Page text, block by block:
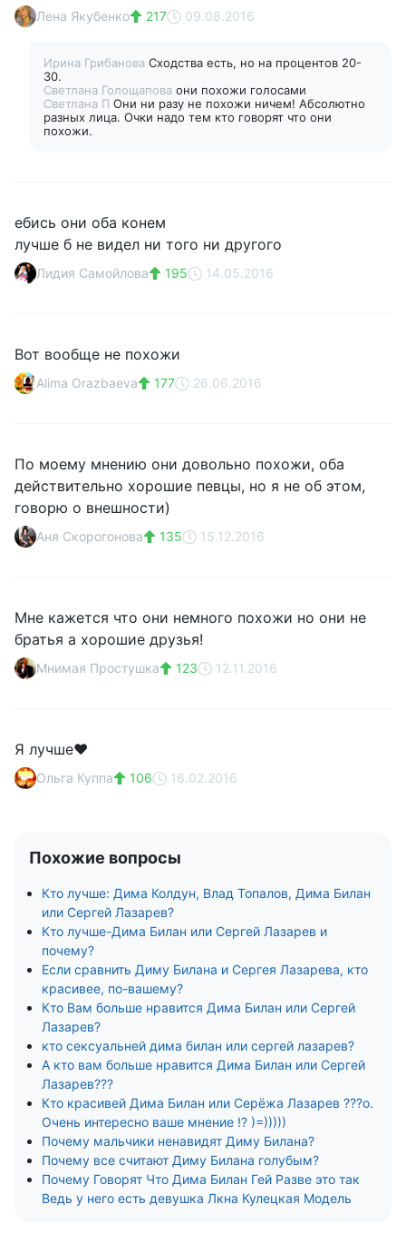
Лена Якубенко 217 09.08.2016
Ирина Грибанова Сходства есть, но на процентов 20-
30.
Светлана Голощапова они похожи голосами
Светлана П Они ни разу не похожи ничем! Абсолютно
разных лица. Очки надо тем кто говорят что они
похожи.
ебись они оба конем
лучше б не видел ни того ни другого
Лидия Самойлова 195 14.05.2016
Вот вообще не похожи
Alima Orazbaeva 177 26.06.2016
По моему мнению они довольно похожи, оба
действительно хорошие певцы, но я не об этом,
говорю о внешности)
Аня Скорогонова 135 15.12.2016
Мне кажется что они немного похожи но они не
братья а хорошие друзья!
Мнимая Простушка 123 12.11.2016
Я лучше♥
Ольга Куппа 106 16.02.2016
Похожие вопросы
Кто лучше: Дима Колдун, Влад Топалов, Дима Билан
или Сергей Лазарев?
Кто лучше-Дима Билан или Сергей Лазарев и
почему?
Если сравнить Диму Билана и Сергея Лазарева, кто
красивее, по-вашему?
Кто Вам больше нравится Дима Билан или Сергей
Лазарев?
кто сексуальней дима билан или сергей лазарев?
А кто вам больше нравится Дима Билан или Сергей
Лазарев???
Кто красивей Дима Билан или Серёжа Лазарев ???о.
Очень интересно ваше мнение !? )=)))))
Почему мальчики ненавидят Диму Билана?
Почему все считают Диму Билана голубым?
Почему Говорят Что Дима Билан Гей Разве это так
Ведь у него есть девушка Лкна Кулецкая Модель